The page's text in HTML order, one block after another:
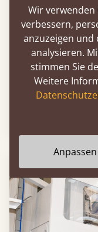
Gästezimmer
Wir verwenden
verbessern,
anzuzeigen
analysieren.
stimmen Sie
Weitere
Anpassen